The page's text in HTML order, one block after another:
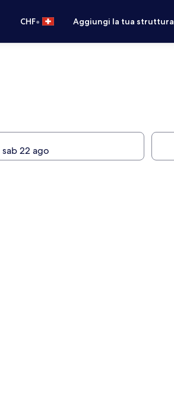
CHF• Aggiungi la tua struttura